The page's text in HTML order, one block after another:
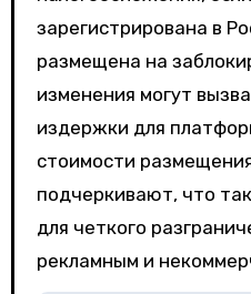
зарегистрирована в
размещена на
изменения могут
издержки для
стоимости
подчеркивают, что
для четкого
рекламным и